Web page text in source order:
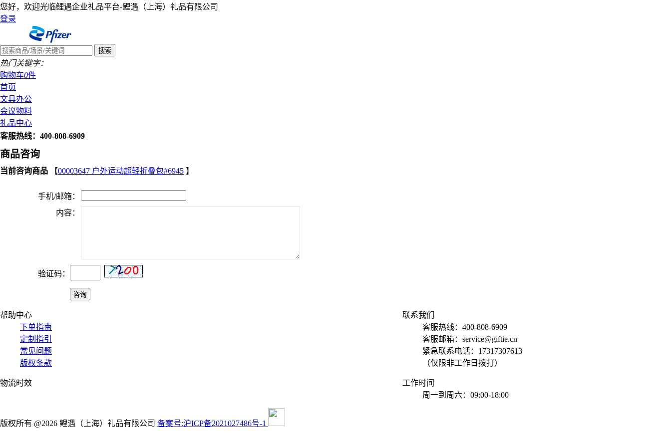
您好，欢迎光临鲤遇企业礼品平台-鲤遇（上海）礼品有限公司
登录
热门关键字：
购物车0件
首页
文具办公
会议物料
礼品中心
客服热线：400-808-6909
商品咨询
当前咨询商品 【00003647 户外运动超轻折叠包#6945 】
手机/邮箱：
内容：
验证码：
帮助中心
下单指南
定制指引
常见问题
版权条款
物流时效
联系我们
客服热线：400-808-6909
客服邮箱：service@giftie.cn
紧急联系电话：17317307613
（仅限非工作日拨打）
工作时间
周一到周六：09:00-18:00
版权所有 @2026 鲤遇（上海）礼品有限公司 备案号:沪ICP备2021027486号-1